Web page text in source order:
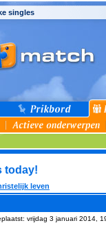
singles
today!
leven
vrijdag 3 januari 2014,